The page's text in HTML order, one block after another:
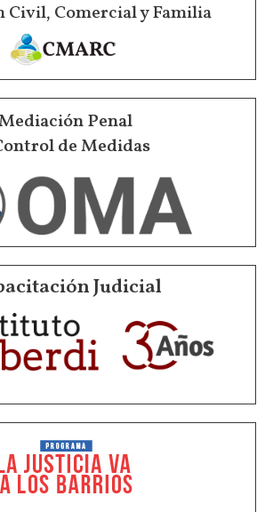
Civil, Comercial y Familia
Penal
de Medidas
Judicial